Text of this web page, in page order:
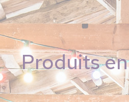
Produits